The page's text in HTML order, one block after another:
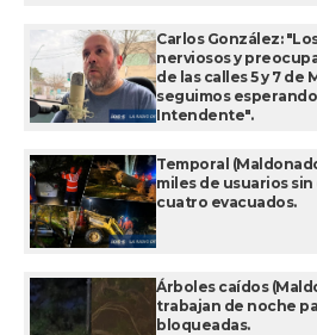
Carlos González:
nerviosos y
de las calles 5 y 7 de
seguimos
Intendente".
Temporal
miles de usuarios
cuatro evacuados.
Árboles caídos
trabajan de noche
bloqueadas.